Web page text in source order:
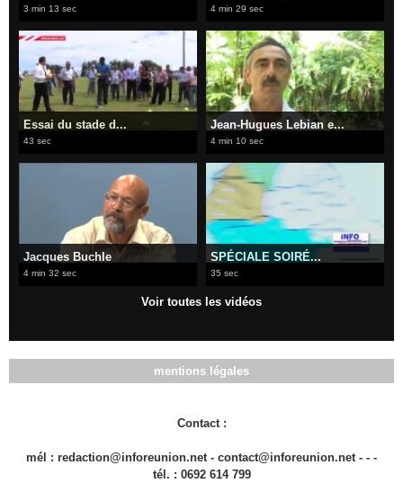
3 min 13 sec 4 min 29 sec
Essai du stade d...
43 sec
Jean-Hugues Lebian e...
4 min 10 sec
Jacques Buchle
4 min 32 sec
SPÉCIALE SOIRÉ...
35 sec
Voir toutes les vidéos
mentions légales
Contact :
mél : redaction@inforeunion.net - contact@inforeunion.net - - -
tél. : 0692 614 799